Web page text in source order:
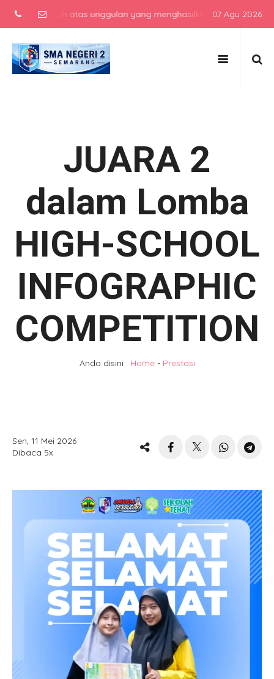
menengah atas unggulan yang menghasilkan lulusan07 Agu 2026
JUARA 2
dalam Lomba
HIGH-SCHOOL
INFOGRAPHIC
COMPETITION
Anda disini : Home- Prestasi
Sen, 11 Mei 2026
Dibaca 5x